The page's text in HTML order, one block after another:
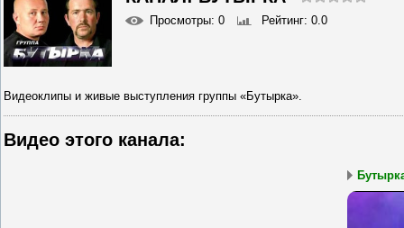
Просмотры: 0 Рейтинг: 0.0
Видеоклипы и живые выступления группы «Бутырка».
Видео этого канала: